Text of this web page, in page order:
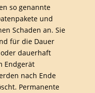
so genannte
und
Schaden an. Sie
für die Dauer
oder dauerhaft
Endgerät
nach Ende
Permanente